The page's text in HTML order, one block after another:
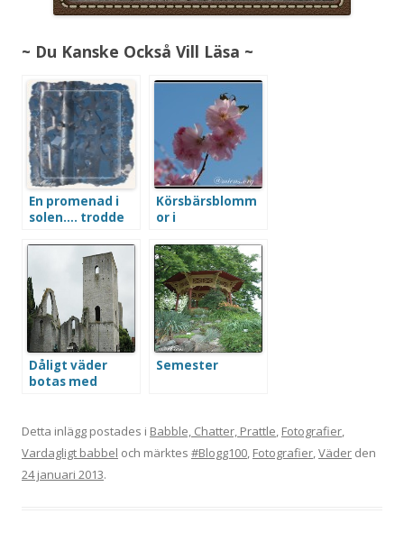
~ Du Kanske Också Vill Läsa ~
En promenad i
solen…. trodde
Körsbärsblomm
or i
n
Dåligt väder
botas med
Semester
Detta inlägg postades i Babble, Chatter, Prattle, Fotografier,
Vardagligt babbel och märktes #Blogg100, Fotografier,Väder den
24 januari 2013.